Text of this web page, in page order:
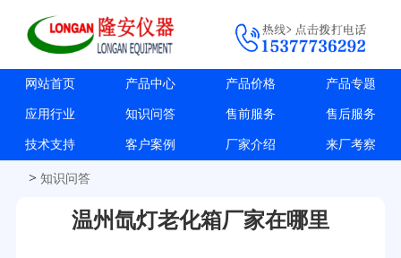
网站首页 产品中心 产品价格 产品专题
应用行业 知识问答 售前服务 售后服务
技术支持 客户案例 厂家介绍 来厂考察
> 知识问答
温州氙灯老化箱厂家在哪里